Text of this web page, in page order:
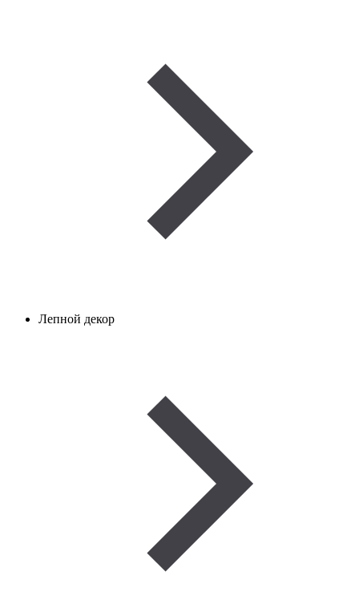
Лепной декор